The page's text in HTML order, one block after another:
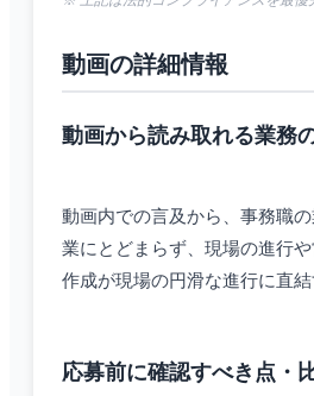
動画の詳細情報
動画から読み取れる業務
動画内での言及から、事務職
業にとどまらず、現場の進行
作成が現場の円滑な進行に直
応募前に確認すべき点・